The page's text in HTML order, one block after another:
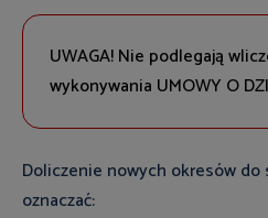
UWAGA! Nie podlegają
wykonywania UMOWY O
Doliczenie nowych okresów do
oznaczać: